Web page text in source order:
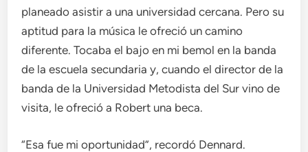
planeado asistir a una universidad cercana. Pero su
aptitud para la música le ofreció un camino
diferente. Tocaba el bajo en mi bemol en la banda
de la escuela secundaria y, cuando el director de la
banda de la Universidad Metodista del Sur vino de
visita, le ofreció a Robert una beca.
“Esa fue mi oportunidad”, recordó Dennard.